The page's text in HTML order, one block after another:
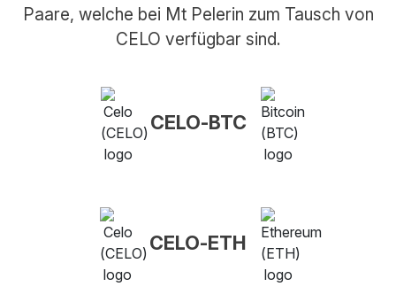
Paare, welche bei Mt Pelerin zum Tausch von
CELO verfügbar sind.
CELO-BTC
CELO-ETH